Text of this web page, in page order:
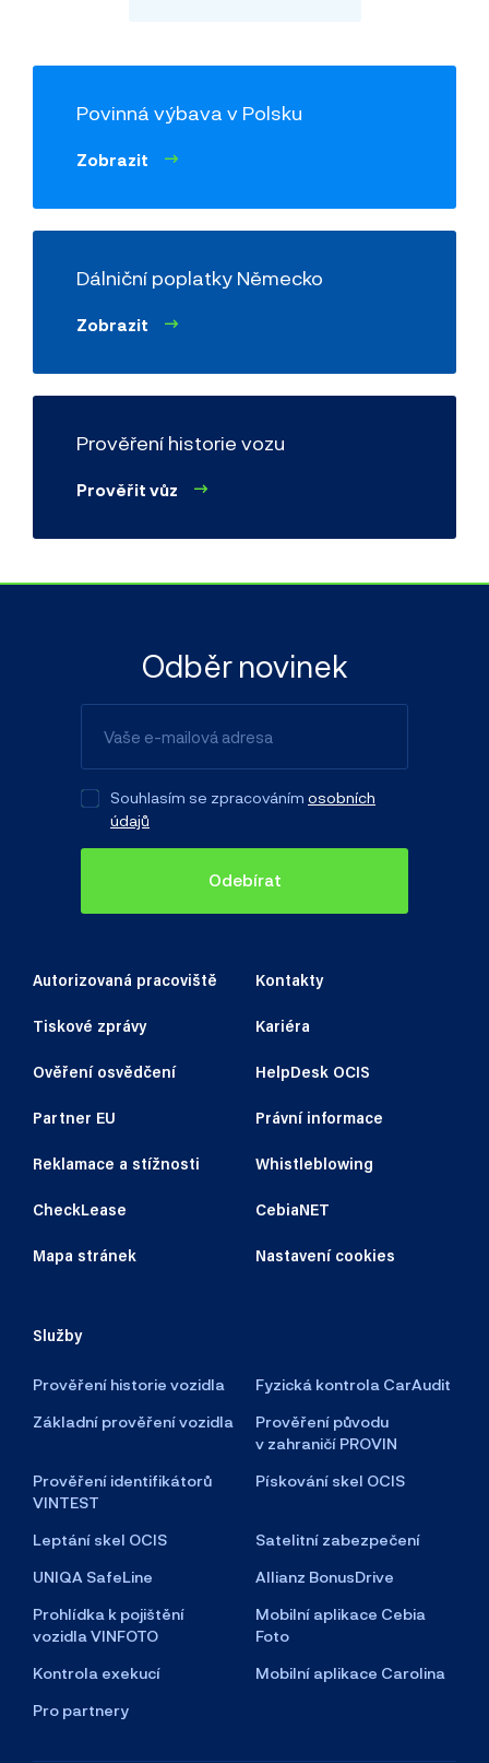
Povinná výbava v Polsku
Zobrazit
Dálniční poplatky Německo
Zobrazit
Prověření historie vozu
Prověřit vůz
Autorizovaná pracoviště Kontakty
Tiskové zprávy Kariéra
Ověření osvědčení HelpDesk OCIS
Partner EU Právní informace
Reklamace a stížnosti Whistleblowing
CheckLease CebiaNET
Mapa stránek Nastavení cookies
Služby
Prověření historie vozidla
Fyzická kontrola CarAudit
Základní prověření vozidla
Prověření původu
v zahraničí PROVIN
Prověření identifikátorů
VINTEST
Pískování skel OCIS
Leptání skel OCIS
Satelitní zabezpečení
UNIQA SafeLine
Allianz BonusDrive
Prohlídka k pojištění
vozidla VINFOTO
Mobilní aplikace Cebia
Foto
Kontrola exekucí
Mobilní aplikace Carolina
Pro partnery
Odběr novinek
Souhlasím se zpracováním osobních
údajů
Odebírat